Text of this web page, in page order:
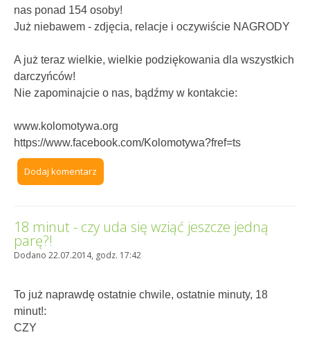
nas ponad 154 osoby!
Już niebawem - zdjęcia, relacje i oczywiście NAGRODY
A już teraz wielkie, wielkie podziękowania dla wszystkich
darczyńców!
Nie zapominajcie o nas, bądźmy w kontakcie:
www.kolomotywa.org
https://www.facebook.com/Kolomotywa?fref=ts
Dodaj komentarz
18 minut - czy uda się wziąć jeszcze jedną
parę?!
Dodano 22.07.2014, godz. 17:42
To już naprawdę ostatnie chwile, ostatnie minuty, 18
minut!:
CZY